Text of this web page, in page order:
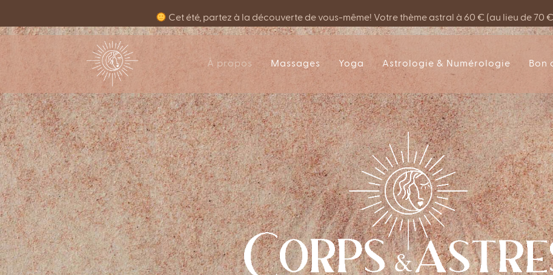
Cet été, partez à la découverte de vous-même! Votre thème astral à 60 € (au lieu de 70
À propos Massages Yoga Astrologie & Numérologie Bon